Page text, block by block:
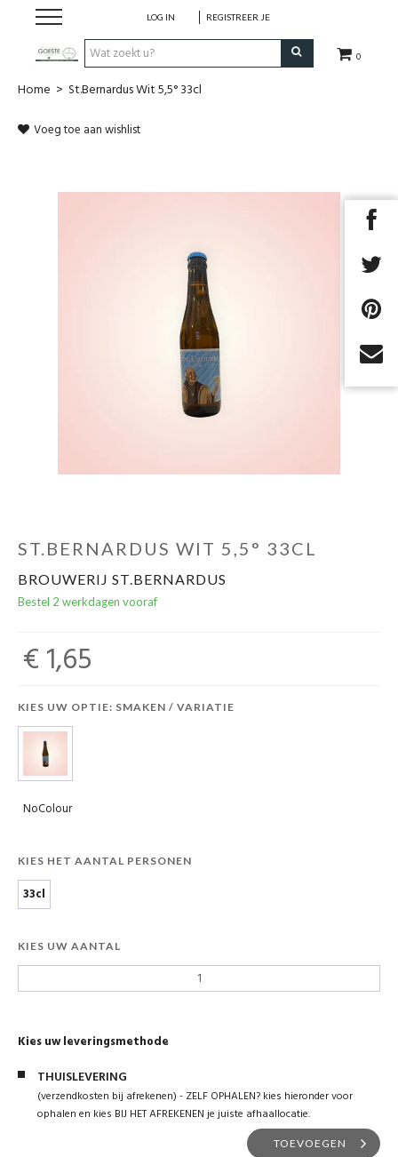
0
LOG IN REGISTREER JE
HOME
Huisgemaakt ijs
Home > St.Bernardus Wit 5,5° 33cl
Voeg toe aan wishlist
ST.BERNARDUS WIT 5,5° 33CL
BROUWERIJ ST.BERNARDUS
Bestel 2 werkdagen vooraf
€ 1,65
KIES UW OPTIE: SMAKEN / VARIATIE
NoColour
KIES HET AANTAL PERSONEN
33cl
KIES UW AANTAL
Kies uw leveringsmethode
THUISLEVERING
(verzendkosten bij afrekenen) - ZELF OPHALEN? kies hieronder voor
ophalen en kies BIJ HET AFREKENEN je juiste afhaallocatie.
TOEVOEGEN